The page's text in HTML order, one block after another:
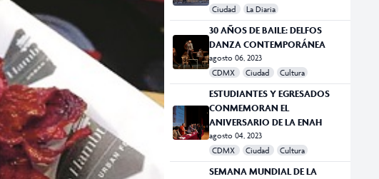
Ciudad
La Diaria
30 AÑOS DE BAILE: DELFOS
DANZA CONTEMPORÁNEA
agosto 06, 2023
CDMX
Ciudad Cultura
ESTUDIANTES Y EGRESADOS
CONMEMORAN EL
ANIVERSARIO DE LA ENAH
agosto 04, 2023
CDMX
Ciudad Cultura
SEMANA MUNDIAL DE LA